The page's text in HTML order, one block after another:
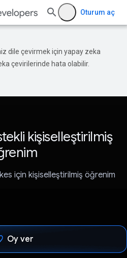
Oturum aç
dile çevirmek için yapay zeka
çevirilerinde hata olabilir.
kişiselleştirilmiş
için kişiselleştirilmiş öğrenim
Oy ver